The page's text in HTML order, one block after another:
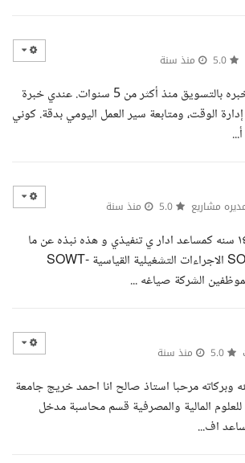
منذ سنة
انا محلله بيانات ولدي خبره بالتسويق منذ أكثر من 5 سنوات. عندي خبرة
الوقت، ومتابعة سير العمل اليومي بدقة. كوني
مشاريع منذ سنة
السلام عليكم انا خبره ١٤ سنه كمساعد ادار ي تنفيذي و هذه نبذه عن ما
استطيع عمله - عمل SOP الاجراءات التشغيلية القياسية -SOWT
منذ سنة
وبركاته مرحبا استاذ صالح انا احمد خريج جامعة
المالية والمصرفية قسم محاسبة مدخل
اف...